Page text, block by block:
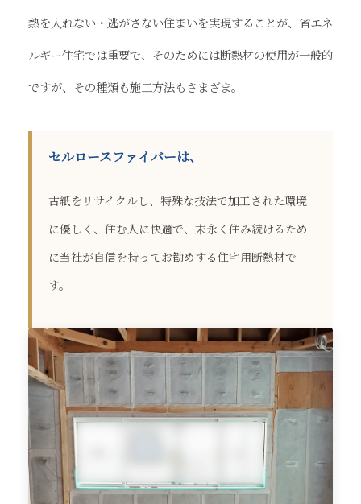
熱を入れない・逃がさない住まいを実現することが、省エネ
ルギー住宅では重要で、そのためには断熱材の使用が一般的
ですが、その種類も施工方法もさまざま。
セルロースファイバーは、
古紙をリサイクルし、特殊な技法で加工された環境
に優しく、住む人に快適で、末永く住み続けるため
に当社が自信を持ってお勧めする住宅用断熱材で
す。